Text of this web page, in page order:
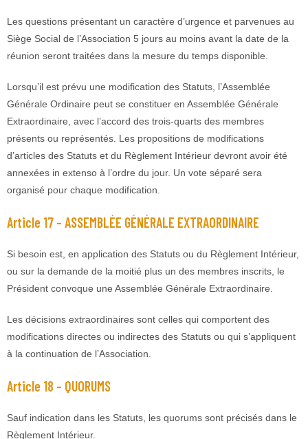
Les questions présentant un caractère d’urgence et parvenues au
Siège Social de l’Association 5 jours au moins avant la date de la
réunion seront traitées dans la mesure du temps disponible.
Lorsqu’il est prévu une modification des Statuts, l’Assemblée
Générale Ordinaire peut se constituer en Assemblée Générale
Extraordinaire, avec l’accord des trois-quarts des membres
présents ou représentés. Les propositions de modifications
d’articles des Statuts et du Règlement Intérieur devront avoir été
annexées in extenso à l’ordre du jour. Un vote séparé sera
organisé pour chaque modification.
Article 17 – ASSEMBLÉE GÉNÉRALE EXTRAORDINAIRE
Si besoin est, en application des Statuts ou du Règlement Intérieur,
ou sur la demande de la moitié plus un des membres inscrits, le
Président convoque une Assemblée Générale Extraordinaire.
Les décisions extraordinaires sont celles qui comportent des
modifications directes ou indirectes des Statuts ou qui s’appliquent
à la continuation de l’Association.
Article 18 – QUORUMS
Sauf indication dans les Statuts, les quorums sont précisés dans le
Règlement Intérieur.